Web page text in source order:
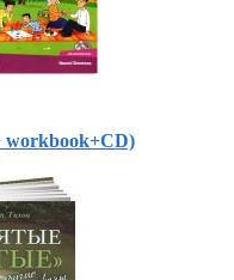
workbook+СD)